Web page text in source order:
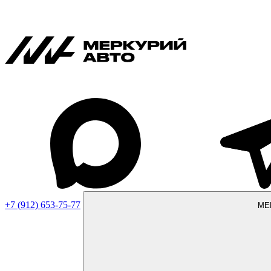
+7 (912) 653-75-77